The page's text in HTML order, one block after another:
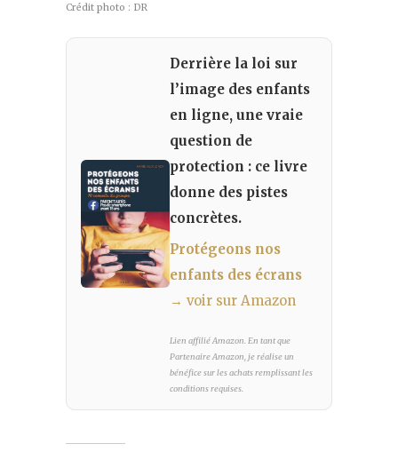
Crédit photo : DR
Derrière la loi sur
l’image des enfants
en ligne, une vraie
question de
protection : ce livre
donne des pistes
concrètes.
Protégeons nos
enfants des écrans
→ voir sur Amazon
Lien affilié Amazon. En tant que
Partenaire Amazon, je réalise un
bénéfice sur les achats remplissant les
conditions requises.